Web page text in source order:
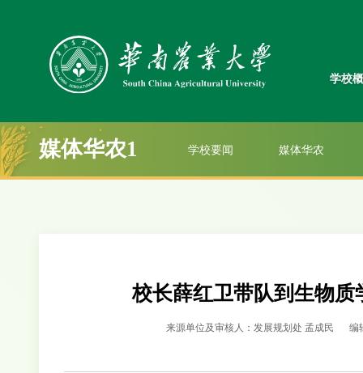
学校
媒体华农1 学校要闻 媒体华农
校长薛红卫带队到生物
来源单位及审核人：发展规划处 孟成民 编